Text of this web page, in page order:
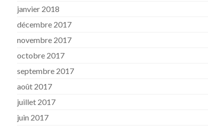
janvier 2018
décembre 2017
novembre 2017
octobre 2017
septembre 2017
août 2017
juillet 2017
juin 2017